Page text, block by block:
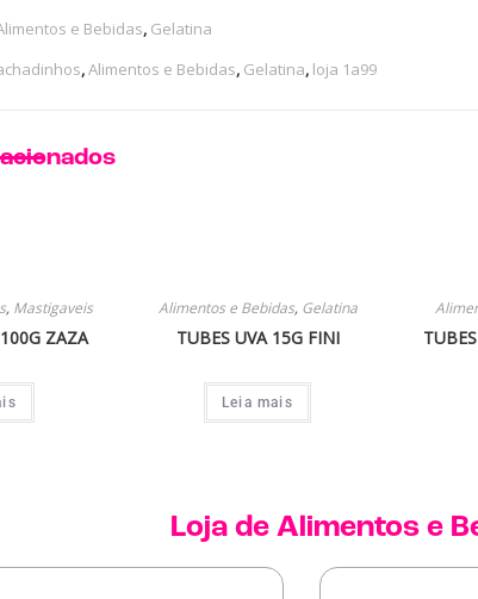
e Bebidas, Gelatina
,Alimentos e Bebidas, Gelatina, loja 1a99
, Mastigaveis
ZAZA
Alimentos e Bebidas, Gelatina
TUBES UVA 15G FINI
Leia mais
Loja de Alimentos e